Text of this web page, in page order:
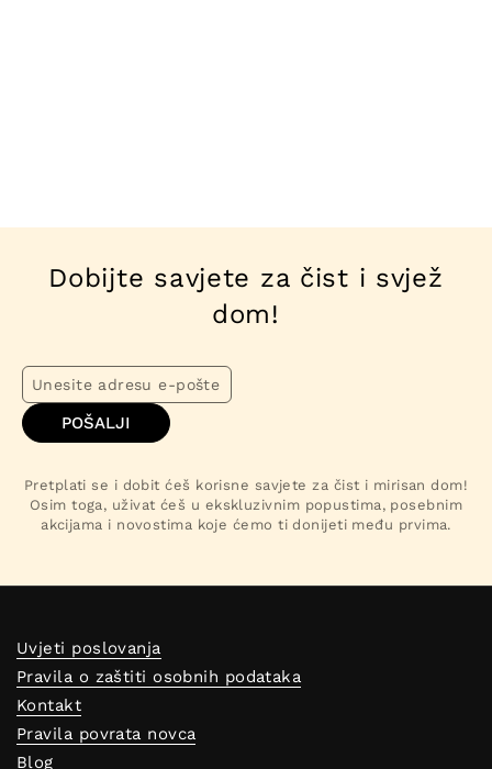
Dobijte savjete za čist i svjež
dom!
POŠALJI
Pretplati se i dobit ćeš korisne savjete za čist i mirisan dom!
Osim toga, uživat ćeš u ekskluzivnim popustima, posebnim
akcijama i novostima koje ćemo ti donijeti među prvima.
Uvjeti poslovanja
Pravila o zaštiti osobnih podataka
Kontakt
Pravila povrata novca
Blog